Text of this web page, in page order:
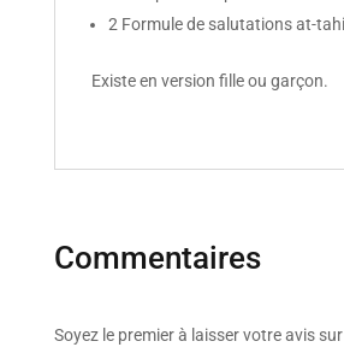
2 Formule de salutations at-
Existe en version fille ou garçon.
Commentaires
Soyez le premier à laisser votre avis